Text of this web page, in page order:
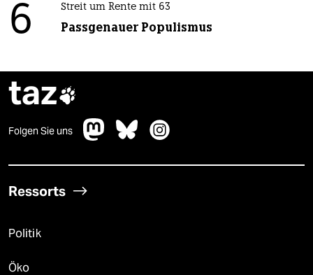
6 Streit um Rente mit 63
Passgenauer Populismus
taz
Folgen Sie uns
Ressorts
Politik
Öko